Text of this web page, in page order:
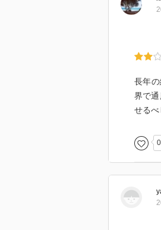
長年
界で
せるべ
0